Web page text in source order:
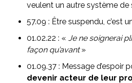
veulent un autre système de
57.09 : Être suspendu, c’est
01.02.22 : « Je ne soignerai
façon qu’avant»
01.09.37 : Message d’espoir
devenir acteur de leur